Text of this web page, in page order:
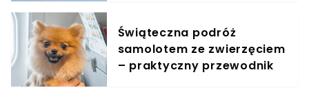
Świąteczna podróż
samolotem ze zwierzęciem
– praktyczny przewodnik